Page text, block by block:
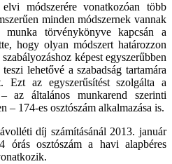
módszerére vonatkozóan több
minden módszernek vannak
törvénykönyve kapcsán a
hogy olyan módszert határozzon
képest egyszerűbben
lehetővé a szabadság tartamára
Ezt az egyszerűsítést szolgálta a
az általános munkarend szerinti
– 174-es osztószám alkalmazása is.
díj számításánál 2013. január
órás osztószám a havi alapbéres